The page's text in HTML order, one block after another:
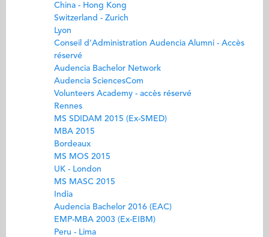
China - Hong Kong
Switzerland - Zurich
Lyon
Conseil d’Administration Audencia Alumni - Accès
réservé
Audencia Bachelor Network
Audencia SciencesCom
Volunteers Academy - accès réservé
Rennes
MS SDIDAM 2015 (Ex-SMED)
MBA 2015
Bordeaux
MS MOS 2015
UK - London
MS MASC 2015
India
Audencia Bachelor 2016 (EAC)
EMP-MBA 2003 (Ex-EIBM)
Peru - Lima